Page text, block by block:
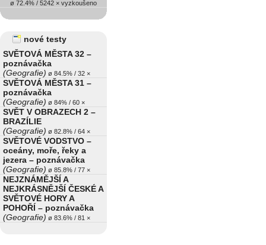
ø 72.4% / 5242 × vyzkoušeno
nové testy
SVĚTOVÁ MĚSTA 32 –
poznávačka
(Geografie) ø 84.5% / 32 ×
SVĚTOVÁ MĚSTA 31 –
poznávačka
(Geografie) ø 84% / 60 ×
SVĚT V OBRAZECH 2 –
BRAZÍLIE
(Geografie) ø 82.8% / 64 ×
SVĚTOVÉ VODSTVO –
oceány, moře, řeky a
jezera – poznávačka
(Geografie) ø 85.8% / 77 ×
NEJZNÁMĚJŠÍ A
NEJKRÁSNĚJŠÍ ČESKÉ A
SVĚTOVÉ HORY A
POHOŘÍ – poznávačka
(Geografie) ø 83.6% / 81 ×